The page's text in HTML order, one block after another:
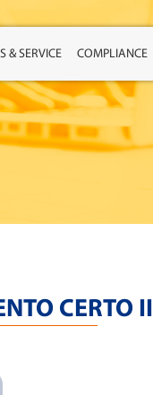
& SERVICE COMPLIANCE
CERTO II